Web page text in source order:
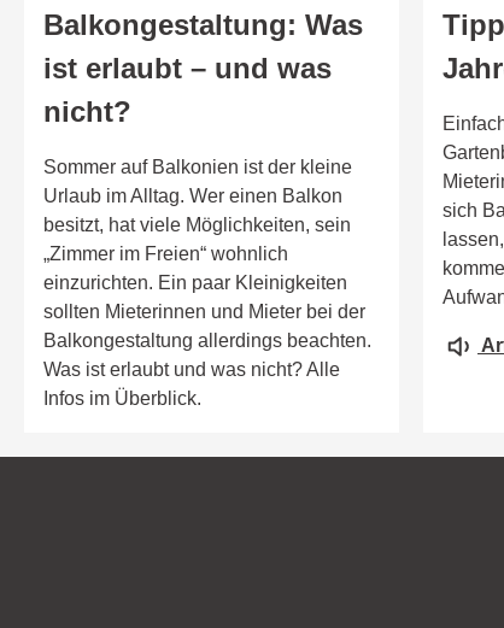
Balkongestaltung: Was
ist erlaubt – und was
nicht?
Sommer auf Balkonien ist der kleine
Urlaub im Alltag. Wer einen Balkon
besitzt, hat viele Möglichkeiten, sein
„Zimmer im Freien“ wohnlich
einzurichten. Ein paar Kleinigkeiten
sollten Mieterinnen und Mieter bei der
Balkongestaltung allerdings beachten.
Was ist erlaubt und was nicht? Alle
Infos im Überblick.
sich